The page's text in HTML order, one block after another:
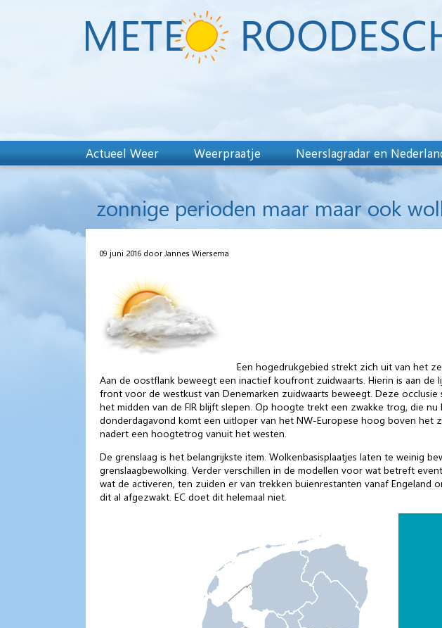
Actueel Weer Weerpraatje Neerslagradar en
zonnige perioden maar maar ook
09 juni 2016 door Jannes Wiersema
Een hogedrukgebied strekt zich uit van het
Aan de oostflank beweegt een inactief koufront zuidwaarts. Hierin is aan
front voor de westkust van Denemarken zuidwaarts beweegt. Deze
het midden van de FIR blijft slepen. Op hoogte trekt een zwakke trog, die
donderdagavond komt een uitloper van het NW-Europese hoog boven het
nadert een hoogtetrog vanuit het westen.
De grenslaag is het belangrijkste item. Wolkenbasisplaatjes laten te weinig
grenslaagbewolking. Verder verschillen in de modellen voor wat betreft
wat de activeren, ten zuiden er van trekken buienrestanten vanaf Engeland
dit al afgezwakt. EC doet dit helemaal niet.